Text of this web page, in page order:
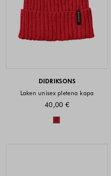
DIDRIKSONS
Laken unisex pletena kapa
40,00 €
Barve na voljo